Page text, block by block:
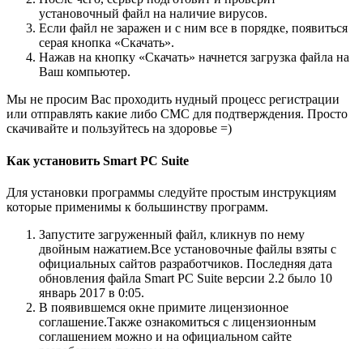
установочный файл на наличие вирусов.
Если файл не заражен и с ним все в порядке, появиться
серая кнопка «Скачать».
Нажав на кнопку «Скачать» начнется загрузка файла на
Ваш компьютер.
Мы не просим Вас проходить нудный процесс регистрации
или отправлять какие либо СМС для подтверждения. Просто
скачивайте и пользуйтесь на здоровье =)
Как установить Smart PC Suite
Для установки программы следуйте простым инструкциям
которые применимы к большинству программ.
Запустите загруженный файл, кликнув по нему
двойным нажатием.Все установочные файлы взяты с
официальных сайтов разработчиков. Последняя дата
обновления файла Smart PC Suite версии 2.2 было 10
январь 2017 в 0:05.
В появившемся окне примите лицензионное
соглашение.Также ознакомиться с лицензионным
соглашением можно и на официальном сайте